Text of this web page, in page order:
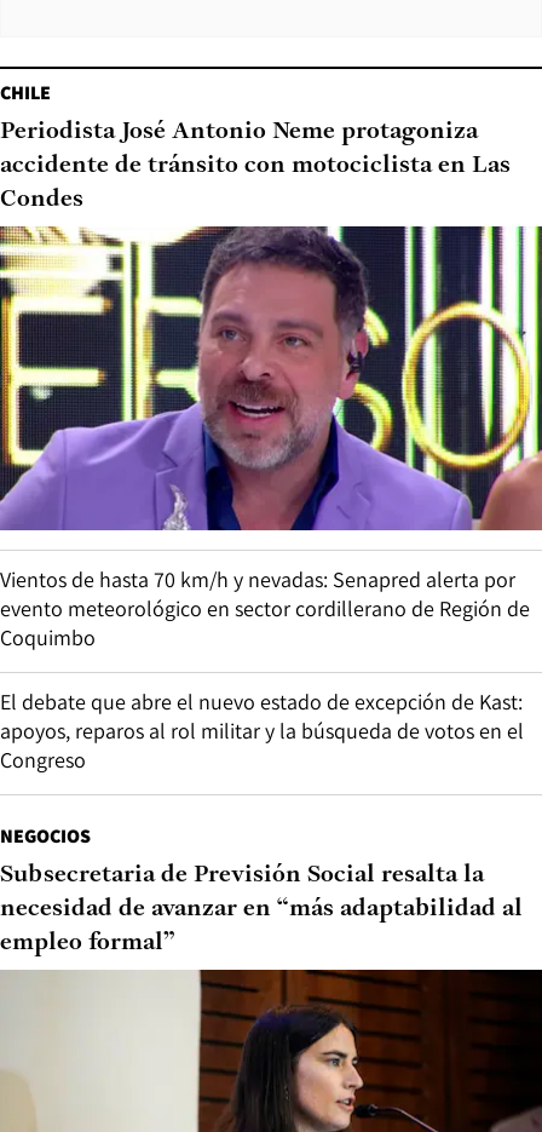
CHILE
Periodista José Antonio Neme protagoniza
accidente de tránsito con motociclista en Las
Condes
Vientos de hasta 70 km/h y nevadas: Senapred alerta por
evento meteorológico en sector cordillerano de Región de
Coquimbo
El debate que abre el nuevo estado de excepción de Kast:
apoyos, reparos al rol militar y la búsqueda de votos en el
Congreso
NEGOCIOS
Subsecretaria de Previsión Social resalta la
necesidad de avanzar en “más adaptabilidad al
empleo formal”